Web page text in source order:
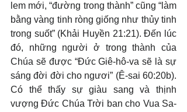
lem mới, “đường trong thành” cũng “làm
bằng vàng tinh ròng giống như thủy tinh
trong suốt” (Khải Huyền 21:21). Đến lúc
đó, những người ở trong thành của
Chúa sẽ được “Đức Giê-hô-va sẽ là sự
sáng đời đời cho ngươi” (Ê-sai 60:20b).
Có thể thấy sự giàu sang và thịnh
vượng Đức Chúa Trời ban cho Vua Sa-